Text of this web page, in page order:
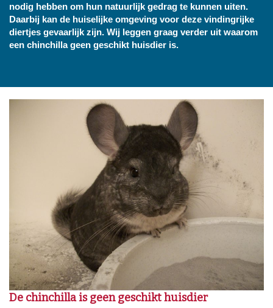
nodig hebben om hun natuurlijk gedrag te kunnen uiten.
Daarbij kan de huiselijke omgeving voor deze vindingrijke
diertjes gevaarlijk zijn. Wij leggen graag verder uit waarom
een chinchilla geen geschikt huisdier is.
De chinchilla is geen geschikt huisdier